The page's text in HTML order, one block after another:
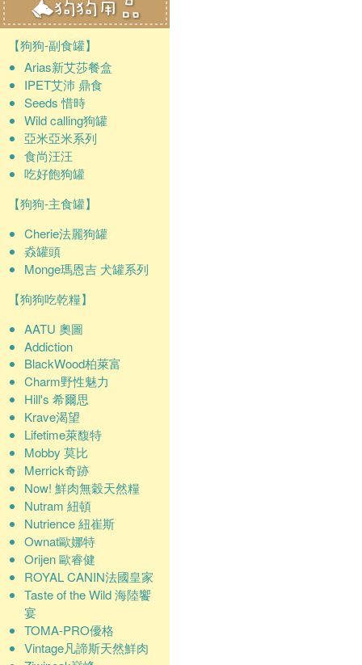
【狗狗-副食罐】
Arias新艾莎餐盒
IPET艾沛 鼎食
Seeds 惜時
Wild calling狗罐
亞米亞米系列
食尚汪汪
吃好飽狗罐
【狗狗-主食罐】
Cherie法麗狗罐
猋罐頭
Monge瑪恩吉 犬罐系列
【狗狗吃乾糧】
AATU 奧圖
Addiction
BlackWood柏萊富
Charm野性魅力
Hill's 希爾思
Krave渴望
Lifetime萊馥特
Mobby 莫比
Merrick奇跡
Now! 鮮肉無穀天然糧
Nutram 紐頓
Nutrience 紐崔斯
Ownat歐娜特
Orijen 歐睿健
ROYAL CANIN法國皇家
Taste of the Wild 海陸饗
宴
TOMA-PRO優格
Vintage凡諦斯天然鮮肉